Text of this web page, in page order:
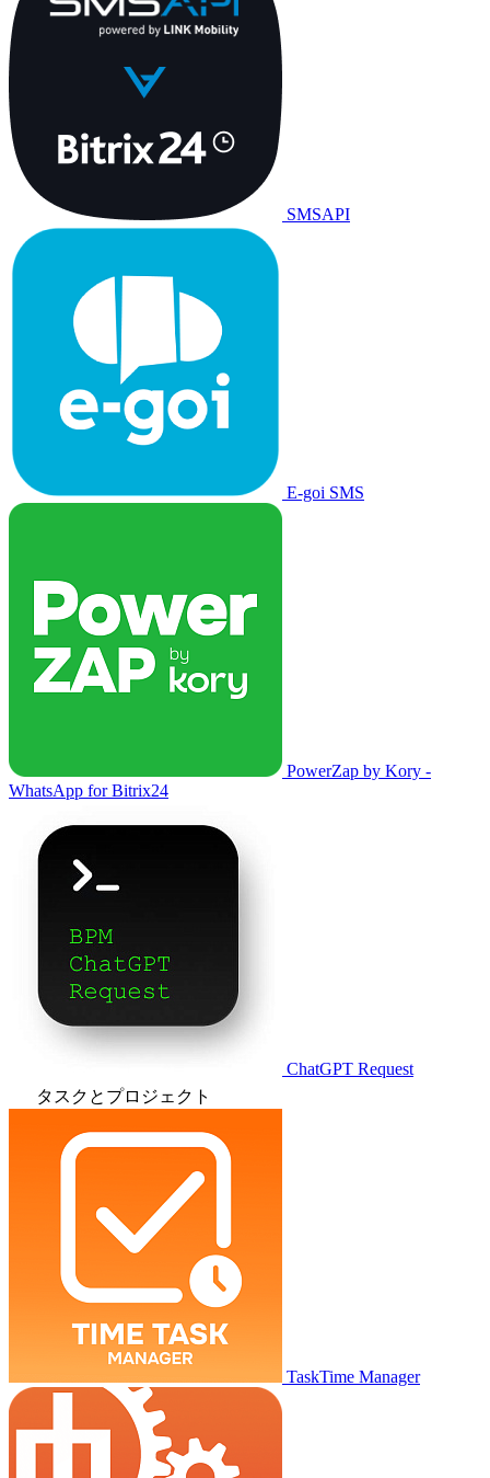
SMSAPI
E-goi SMS
PowerZap by Kory -
WhatsApp for Bitrix24
ChatGPT Request
タスクとプロジェクト
TaskTime Manager